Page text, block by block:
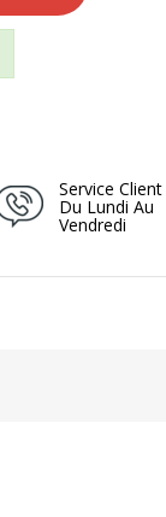
Service Client
Du Lundi Au
Vendredi